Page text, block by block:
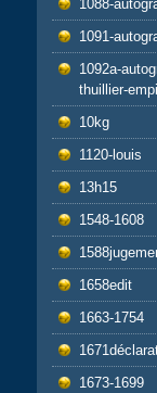
1088-
1091-
1092a-
thuillier-
10kg
1120-louis
13h15
1548-1608
1658edit
1663-1754
1673-1699